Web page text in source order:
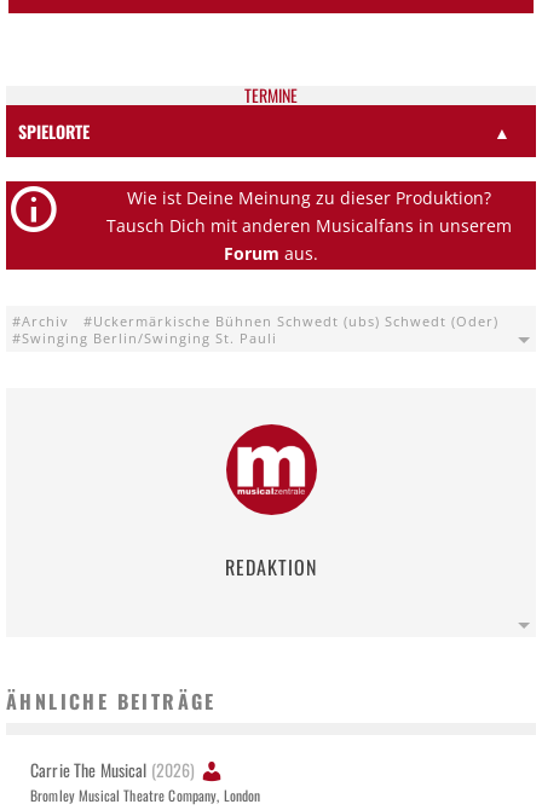
TER­MI­NE
SPIELORTE
▲
Wie ist Deine Meinung zu dieser Produktion?
Tausch Dich mit anderen Musicalfans in unserem
Forum aus.
Archiv
Uckermärkische Bühnen Schwedt (ubs) Schwedt (Oder)
Swinging Berlin/Swinging St. Pauli
REDAKTION
ÄHNLICHE BEITRÄGE
Carrie The Musical (2026)
Bromley Musical Theatre Company, London